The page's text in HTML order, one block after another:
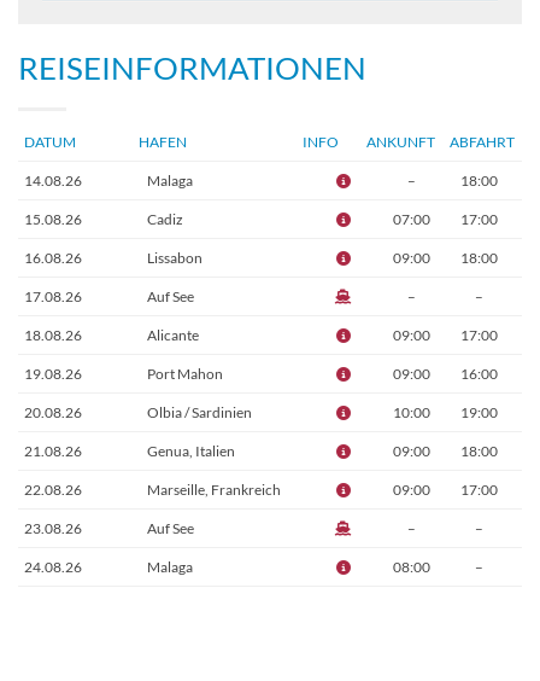
REISEINFORMATIONEN
DATUM HAFEN INFO ANKUNFT ABFAHRT
14.08.26 Malaga – 18:00
15.08.26 Cadiz 07:00 17:00
16.08.26 Lissabon 09:00 18:00
17.08.26 Auf See – –
18.08.26 Alicante 09:00 17:00
19.08.26 Port Mahon 09:00 16:00
20.08.26 Olbia / Sardinien 10:00 19:00
21.08.26 Genua, Italien 09:00 18:00
22.08.26 Marseille, Frankreich 09:00 17:00
23.08.26 Auf See – –
24.08.26 Malaga 08:00 –